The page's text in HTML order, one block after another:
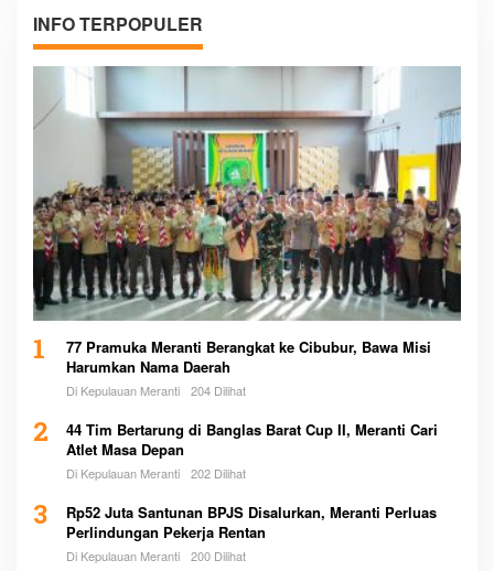
INFO TERPOPULER
1
77 Pramuka Meranti Berangkat ke Cibubur, Bawa Misi
Harumkan Nama Daerah
Di Kepulauan Meranti 204 Dilihat
2
44 Tim Bertarung di Banglas Barat Cup II, Meranti Cari
Atlet Masa Depan
Di Kepulauan Meranti 202 Dilihat
3
Rp52 Juta Santunan BPJS Disalurkan, Meranti Perluas
Perlindungan Pekerja Rentan
Di Kepulauan Meranti 200 Dilihat